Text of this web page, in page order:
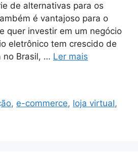
de alternativas para os
é vantajoso para o
quer investir em um negócio
eletrônico tem crescido de
no Brasil, … Ler mais
, e-commerce, loja virtual,